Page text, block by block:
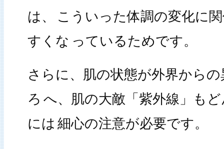
は、
こういった体調の変化に
すくな っているためです。
さらに、肌の状態が外界から
ろ へ、肌の大敵「紫外線」も
には 細心の注意が必要です。